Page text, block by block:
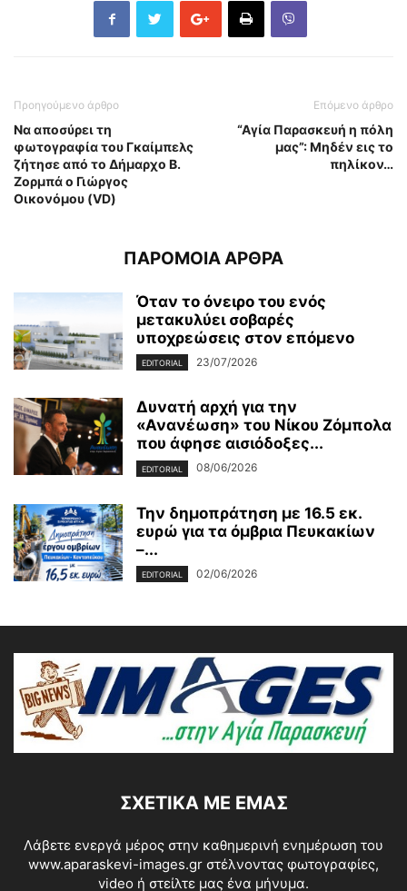
Προηγούμενο άρθρο
Να αποσύρει τη
φωτογραφία του Γκαίμπελς
ζήτησε από το Δήμαρχο Β.
Ζορμπά ο Γιώργος
Οικονόμου (VD)
Επόμενο άρθρο
“Αγία Παρασκευή η πόλη
μας”: Μηδέν εις το
πηλίκον…
ΠΑΡΟΜΟΙΑ ΑΡΘΡΑ
Όταν το όνειρο του ενός
μετακυλύει σοβαρές
υποχρεώσεις στον επόμενο
EDITORIAL 23/07/2026
Δυνατή αρχή για την
«Ανανέωση» του Νίκου Ζόμπολα
που άφησε αισιόδοξες...
EDITORIAL 08/06/2026
Την δημοπράτηση με 16.5 εκ.
ευρώ για τα όμβρια Πευκακίων
–...
EDITORIAL 02/06/2026
ΣΧΕΤΙΚΆ ΜΕ ΕΜΆΣ
Λάβετε ενεργά μέρος στην καθημερινή ενημέρωση του
www.aparaskevi-images.gr στέλνοντας φωτογραφίες,
video ή στείλτε μας ένα μήνυμα.